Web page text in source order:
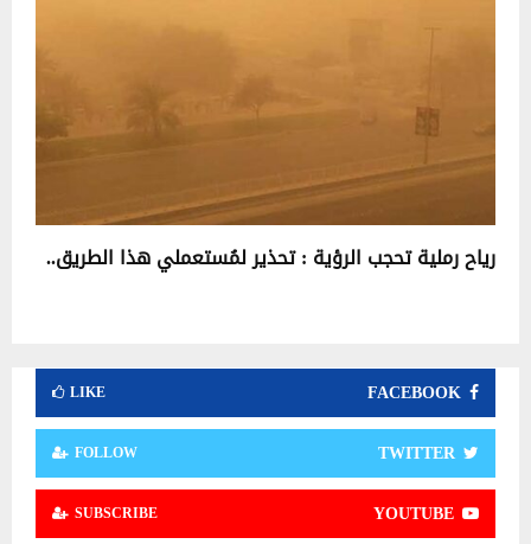
رياح رملية تحجب الرؤية : تحذير لمُستعملي هذا الطريق..
FACEBOOK
LIKE
TWITTER
FOLLOW
YOUTUBE
SUBSCRIBE